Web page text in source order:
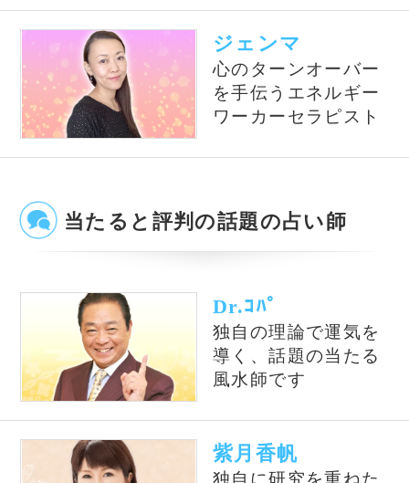
電話占いWish
極の天星術
風水の大御所Dr.コパがあな
たの開運をお手伝い！
テレビで話題の紫月香帆が
占いの泉とは？